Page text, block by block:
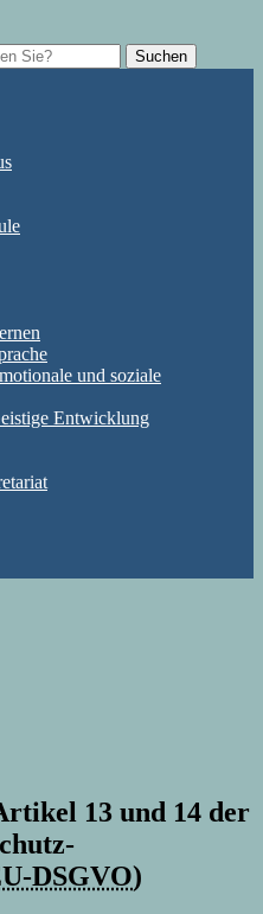
Suchen
und soziale
Entwicklung
13 und 14 der
DSGVO)